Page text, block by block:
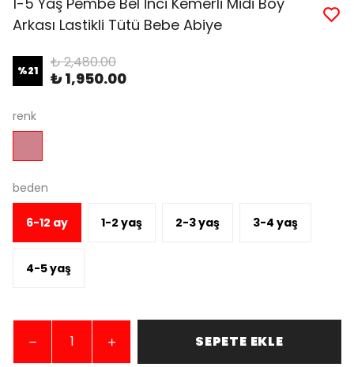
Arkası Lastikli Tütü Bebe Abiye
%21 ₺ 2,480.00
₺ 1,950.00
renk
beden
6-12 ay 1-2 yaş 2-3 yaş 3-4 yaş
4-5 yaş
SEPETE EKLE